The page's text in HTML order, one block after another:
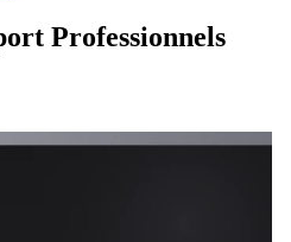
Professionnels